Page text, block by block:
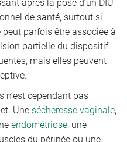
après la pose d’un DIU
de santé, surtout si
peut parfois être associée à
partielle du dispositif.
mais elles peuvent
n’est cependant pas
Une sécheresse vaginale,
endométriose, une
du périnée ou une